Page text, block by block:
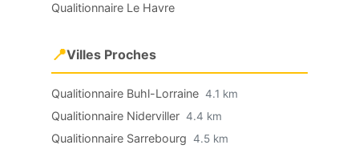
Qualitionnaire Le Havre
📍Villes Proches
Qualitionnaire Buhl-Lorraine 4.1 km
Qualitionnaire Niderviller 4.4 km
Qualitionnaire Sarrebourg 4.5 km